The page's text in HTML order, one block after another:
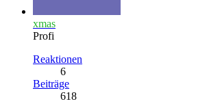
xmas
Profi
Reaktionen
6
Beiträge
618